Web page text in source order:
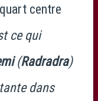
centre
ce qui
(Radradra)
dans